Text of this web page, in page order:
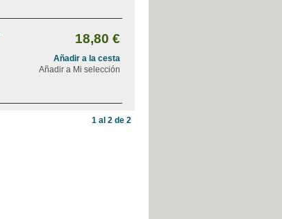
18,80 €
Añadir a la cesta
Añadir a Mi selección
1 al 2 de 2